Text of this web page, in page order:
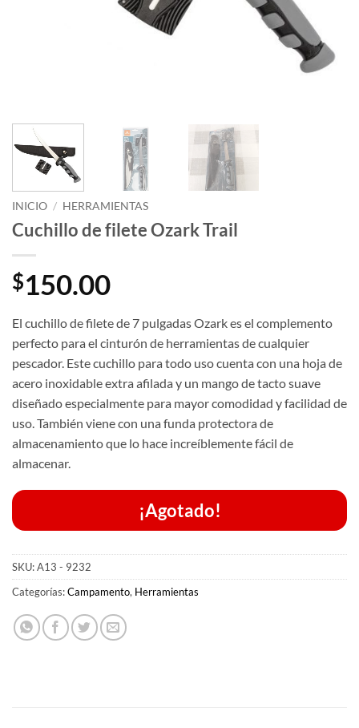
INICIO / HERRAMIENTAS
Cuchillo de filete Ozark Trail
$150.00
El cuchillo de filete de 7 pulgadas Ozark es el complemento
perfecto para el cinturón de herramientas de cualquier
pescador. Este cuchillo para todo uso cuenta con una hoja de
acero inoxidable extra afilada y un mango de tacto suave
diseñado especialmente para mayor comodidad y facilidad de
uso.También viene con una funda protectora de
almacenamiento que lo hace increíblemente fácil de
almacenar.
¡Agotado!
SKU:A13 - 9232
Categorías:Campamento, Herramientas